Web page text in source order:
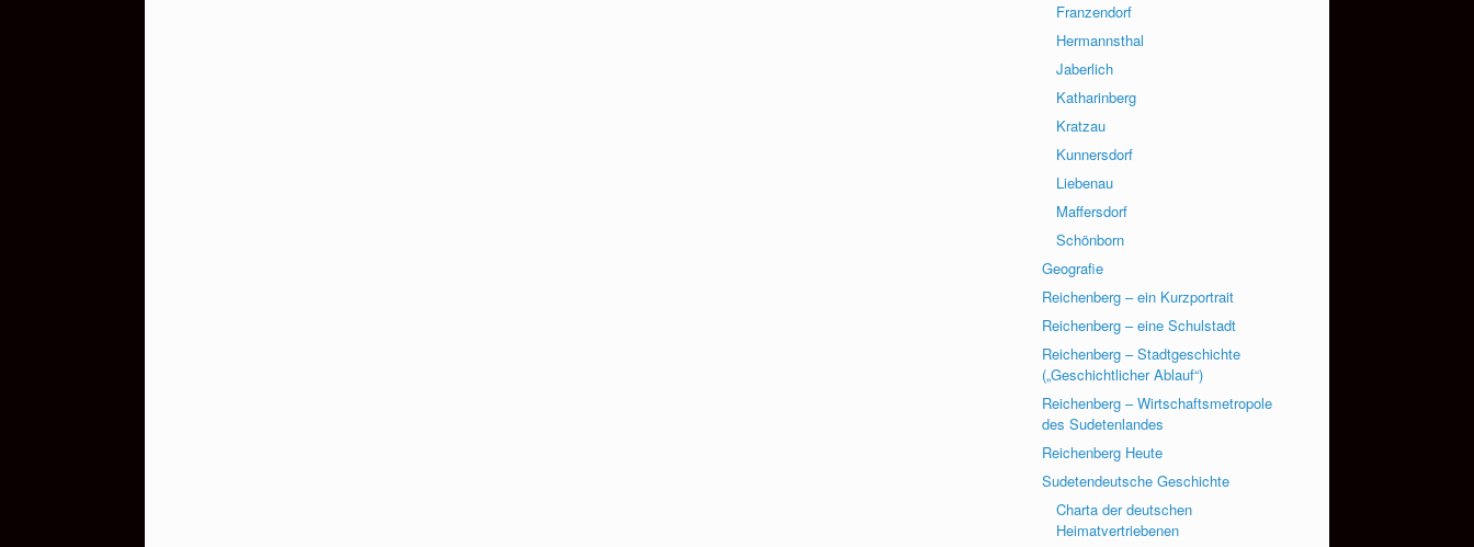
Franzendorf
Hermannsthal
Jaberlich
Katharinberg
Kratzau
Kunnersdorf
Liebenau
Maffersdorf
Schönborn
Geografie
Reichenberg – ein Kurzportrait
Reichenberg – eine Schulstadt
Reichenberg – Stadtgeschichte
(„Geschichtlicher Ablauf“)
Reichenberg – Wirtschaftsmetropole
des Sudetenlandes
Reichenberg Heute
Sudetendeutsche Geschichte
Charta der deutschen
Heimatvertriebenen